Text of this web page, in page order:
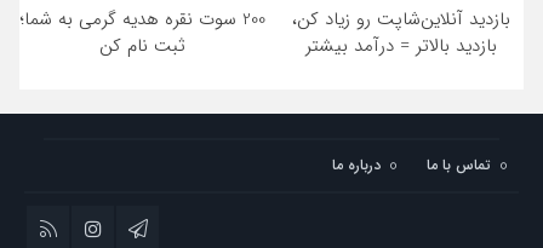
بازدید آنلاین‌شاپت رو زیاد کن،
بازدید بالاتر = درآمد بیشتر
200 سوت نقره هدیه گرمی به شما؛
ثبت نام کن
تماس با ما درباره ما